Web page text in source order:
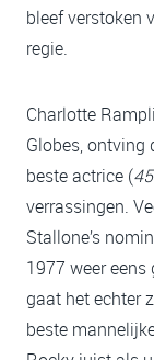
bleef verstoken
regie.
Charlotte
Globes,
beste actrice (
verrassingen.
Stallone’s
1977 weer
gaat het echter
beste